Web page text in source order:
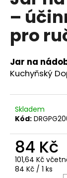
z
5
hvězdiček.
–
pro
Jar na
Kuchyňský
Skladem
Kód:
84 Kč
101,64 Kč
Měrná
84 Kč / 1 ks
a
t
?
D
o